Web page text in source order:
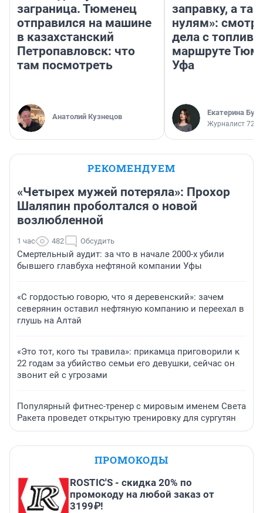
заграница. Тюменец
отправился на машине
в казахстанский
Петропавловск: что
там посмотреть
Анатолий Кузнецов
заправку, а
нулям»:
дела с
маршруте
Уфа
Екатерина
Журналист
РЕКОМЕНДУЕМ
«Четырех мужей потеряла»: Прохор
Шаляпин проболтался о новой
возлюбленной
1 час 482 Обсудить
Смертельный аудит: за что в начале 2000-х убили
бывшего главбуха нефтяной компании Уфы
«С гордостью говорю, что я деревенский»: зачем
северянин оставил нефтяную компанию и переехал в
глушь на Алтай
«Это тот, кого ты травила»: прикамца приговорили к
22 годам за убийство семьи его девушки, сейчас он
звонит ей с угрозами
Популярный фитнес-тренер с мировым именем Света
Ракета проведет открытую тренировку для сургутян
ПРОМОКОДЫ
ROSTIC'S - скидка 20% по
промокоду на любой заказ от
3199₽!